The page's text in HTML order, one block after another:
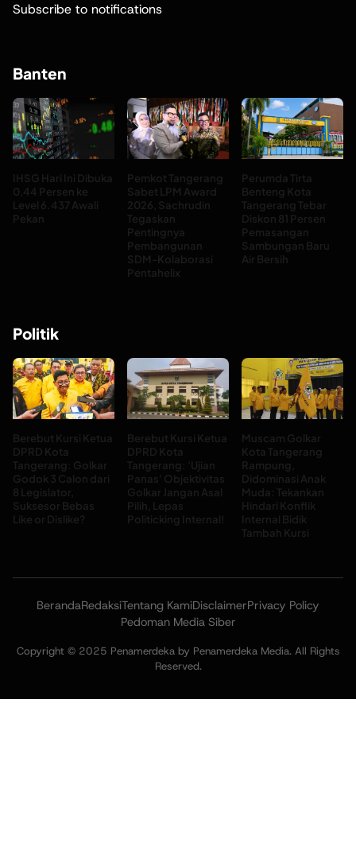
Subscribe to notifications
Banten
IHSG Hari Ini Dibuka
0,44 Persen ke
Level 6.437 Awali
Pekan
Pemkot Tangerang
Sabet LPM Award
2026, Sachrudin
Tegaskan
Pentingnya
Pembangunan
SDM-Kolaborasi
Pentahelix
Perumda Tirta
Benteng Kota
Tangerang Tebar
Diskon 81 Persen
Pemasangan
Sambungan Baru
Air Bersih
Politik
Berebut Kursi Ketua
DPRD Kota
Tangerang: Golkar
Godok 3 Calon dari
8 Legislator,
Suksesor Bebas
Like or Dislike?
Berebut Kursi Ketua
DPRD Kota
Tangerang: ‘Ujian
Panas’ Objektivitas
Golkar Jangan Asal
Pilih, Lepas
Politicking Internal!
Muscam Golkar
Kota Tangerang
Rampung,
Didominasi Anak
Muda: Tekankan
Hindari Konflik
Internal Bidik
Tambah Kursi
BerandaRedaksiTentang KamiDisclaimerPrivacy Policy
Pedoman Media Siber
Copyright © 2025 Penamerdeka by Penamerdeka Media. All Rights
Reserved.